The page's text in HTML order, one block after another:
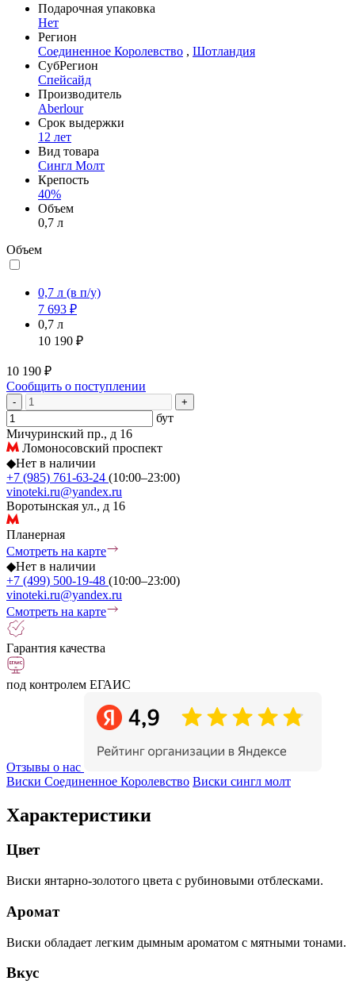
Подарочная упаковка
Нет
Регион
Соединенное Королевство , Шотландия
СубРегион
Спейсайд
Производитель
Aberlour
Срок выдержки
12 лет
Вид товара
Сингл Молт
Крепость
40%
Объем
0,7 л
Объем
0,7 л (в п/у)
7 693 ₽
0,7 л
10 190 ₽
10 190 ₽
Сообщить о поступлении
- +
бут
Мичуринский пр., д 16
Ломоносовский проспект
◆Нет в наличии
+7 (985) 761-63-24 (10:00–23:00)
vinoteki.ru@yandex.ru
Воротынская ул., д 16
Планерная
Смотреть на карте
◆Нет в наличии
+7 (499) 500-19-48 (10:00–23:00)
vinoteki.ru@yandex.ru
Смотреть на карте
Гарантия качества
под контролем ЕГАИС
Отзывы о нас
Виски Соединенное Королевство Виски сингл молт
Характеристики
Цвет
Виски янтарно-золотого цвета с рубиновыми отблесками.
Аромат
Виски обладает легким дымным ароматом с мятными тонами.
Вкус